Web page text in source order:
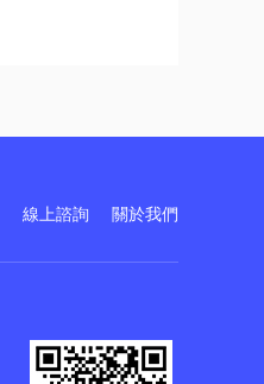
線上諮詢 關於我們